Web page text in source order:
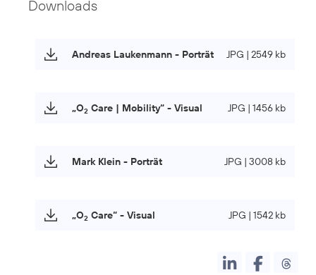
Downloads
Andreas Laukenmann - Porträt JPG | 2549 kb
Mark Klein - Porträt JPG | 3008 kb
„O2 Care | Mobility“ - Visual JPG | 1456 kb
„O2 Care“ - Visual JPG | 1542 kb